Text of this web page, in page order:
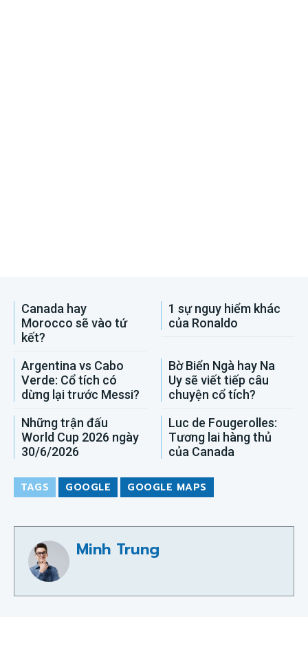
Canada hay
Morocco sẽ vào tứ
kết?
1 sự nguy hiểm khác
của Ronaldo
Argentina vs Cabo
Verde: Cổ tích có
dừng lại trước Messi?
Bờ Biển Ngà hay Na
Uy sẽ viết tiếp câu
chuyện cổ tích?
Những trận đấu
World Cup 2026 ngày
30/6/2026
Luc de Fougerolles:
Tương lai hàng thủ
của Canada
TAGS GOOGLE GOOGLE MAPS
Minh Trung